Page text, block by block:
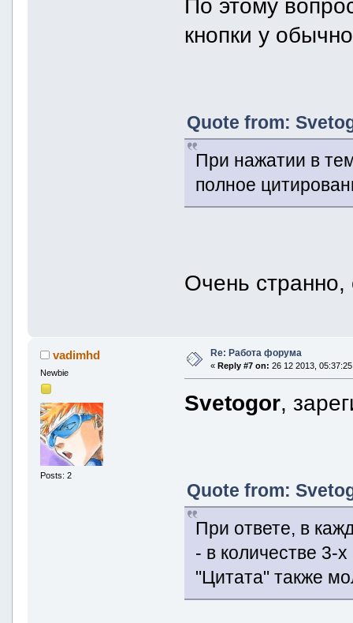
По этому
кнопки у
Quote from:
При нажатии в
полное
Очень странно,
vadimhd
Newbie
Posts: 2
Re: Работа форума
« Reply #7 on: 26 12 2013,
Svetogor,
Quote from:
При ответе, в
- в количестве 3-
"Цитата" также